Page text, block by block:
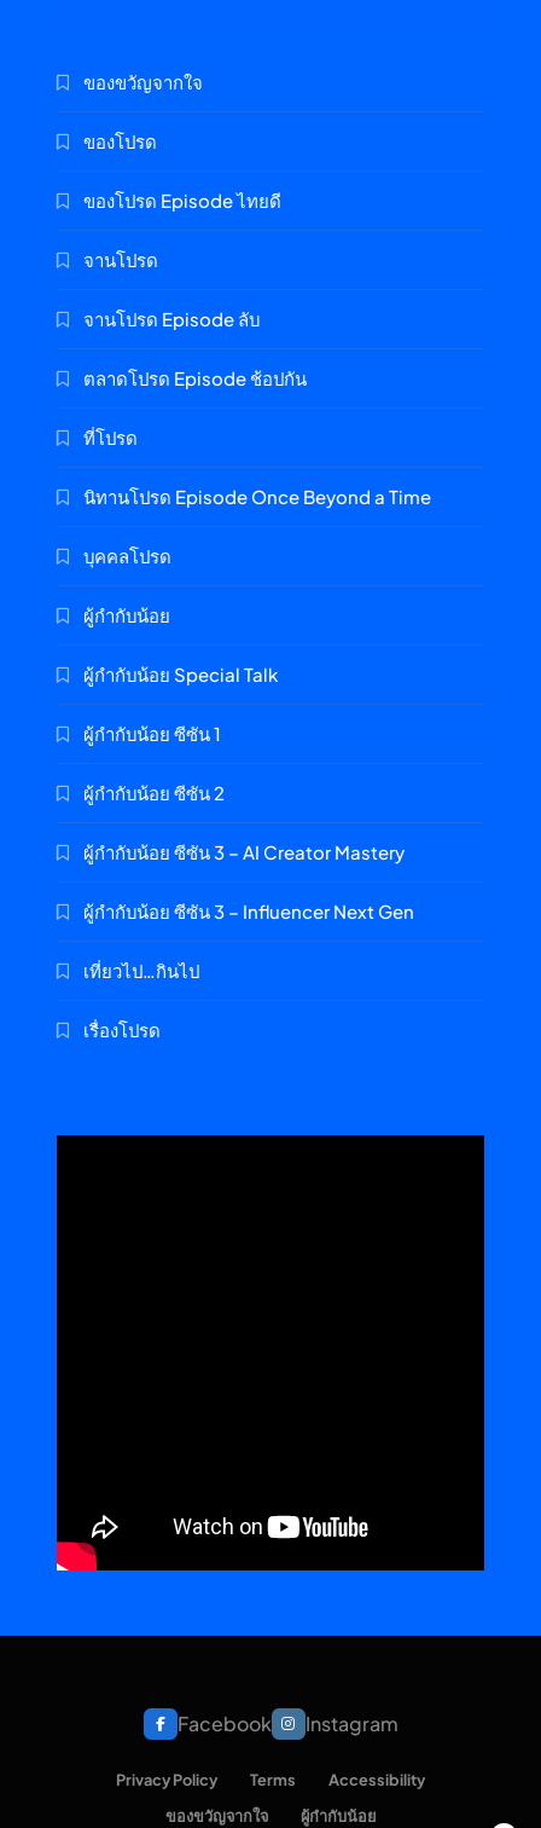
ของขวัญจากใจ
ของโปรด
ของโปรด Episode ไทยดี
จานโปรด
จานโปรด Episode ลับ
ตลาดโปรด Episode ช้อปกัน
ที่โปรด
นิทานโปรด Episode Once Beyond a Time
บุคคลโปรด
ผู้กำกับน้อย
ผู้กำกับน้อย Special Talk
ผู้กำกับน้อย ซีซัน 1
ผู้กำกับน้อย ซีซัน 2
ผู้กำกับน้อย ซีซัน 3 – AI Creator Mastery
ผู้กำกับน้อย ซีซัน 3 – Influencer Next Gen
เที่ยวไป…กินไป
เรื่องโปรด
Facebook Instagram
Privacy Policy Terms
Accessibility
ของขวัญจากใจ
ผู้กำกับน้อย